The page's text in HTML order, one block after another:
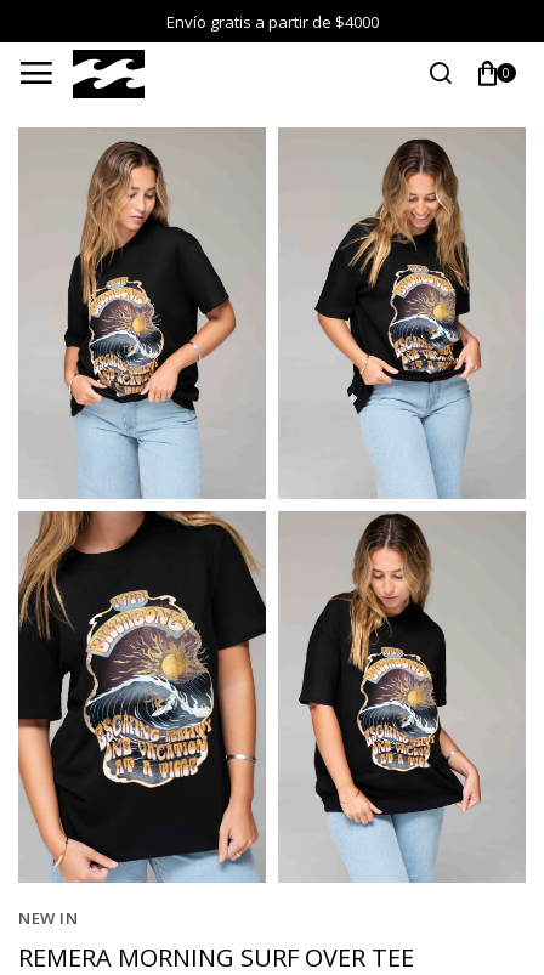
Envío gratis a partir de $4000
0

NEW IN
REMERA MORNING SURF OVER TEE